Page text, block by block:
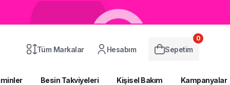
Tüm Markalar Hesabım Sepetim
0
Besin Takviyeleri Kişisel Bakım Kampanyalar